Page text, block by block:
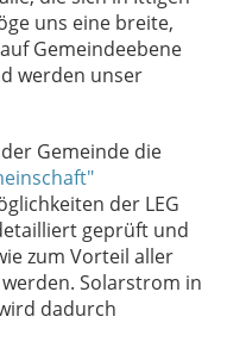
uns eine breite,
Gemeindeebene
werden unser
Gemeinde die
der LEG
geprüft und
zum Vorteil aller
Solarstrom in
dadurch